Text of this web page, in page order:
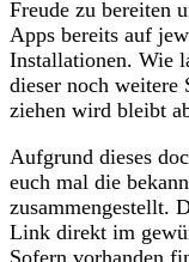
Freude zu bereiten
Apps bereits auf
Installationen. Wie
dieser noch weitere
ziehen wird bleibt
Aufgrund dieses
euch mal die
zusammengestellt.
Link direkt im
Sofern vorhanden